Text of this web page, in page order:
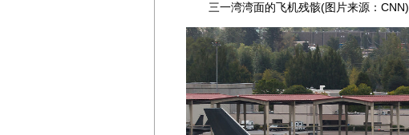
三一湾湾面的飞机残骸(图片来源：CNN)